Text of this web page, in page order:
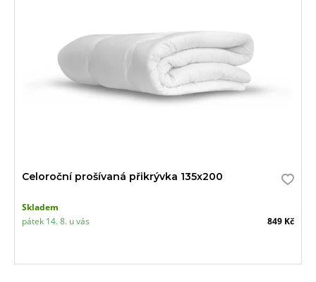
Celoroční prošívaná přikrývka 135x200
Skladem
pátek 14. 8. u vás
849 Kč